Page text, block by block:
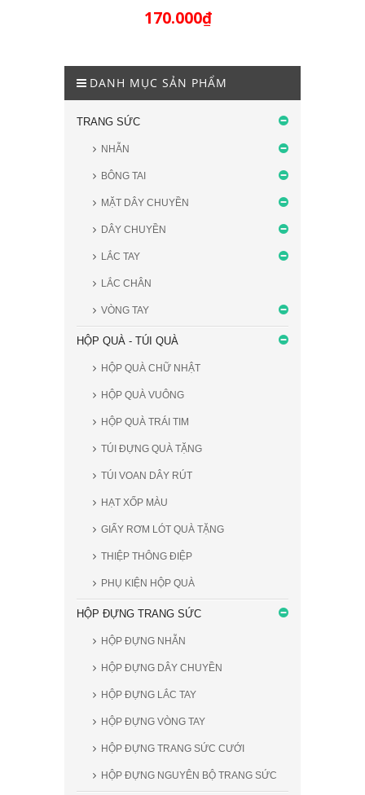
THÊM VÀO GIỎ HÀNG
170.000₫
DANH MỤC SẢN PHẨM
TRANG SỨC
NHẪN
BÔNG TAI
MẶT DÂY CHUYỀN
DÂY CHUYỀN
LẮC TAY
LẮC CHÂN
VÒNG TAY
HỘP QUÀ - TÚI QUÀ
HỘP QUÀ CHỮ NHẬT
HỘP QUÀ VUÔNG
HỘP QUÀ TRÁI TIM
TÚI ĐỰNG QUÀ TẶNG
TÚI VOAN DÂY RÚT
HẠT XỐP MÀU
GIẤY RƠM LÓT QUÀ TẶNG
THIỆP THÔNG ĐIỆP
PHỤ KIỆN HỘP QUÀ
HỘP ĐỰNG TRANG SỨC
HỘP ĐỰNG NHẪN
HỘP ĐỰNG DÂY CHUYỀN
HỘP ĐỰNG LẮC TAY
HỘP ĐỰNG VÒNG TAY
HỘP ĐỰNG TRANG SỨC CƯỚI
HỘP ĐỰNG NGUYÊN BỘ TRANG SỨC